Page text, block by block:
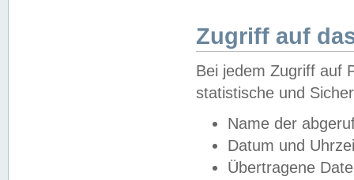
Zugriff auf
Bei jedem Zugriff auf
statistische und
Name der
Datum und
Übertragene